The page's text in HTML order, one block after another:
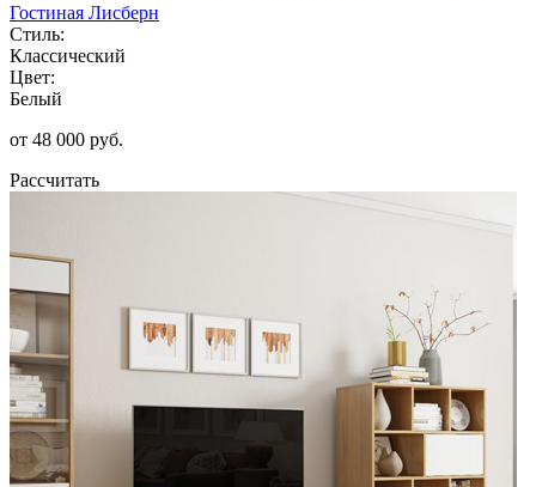
Гостиная Лисберн
Стиль:
Классический
Цвет:
Белый
от 48 000 руб.
Рассчитать